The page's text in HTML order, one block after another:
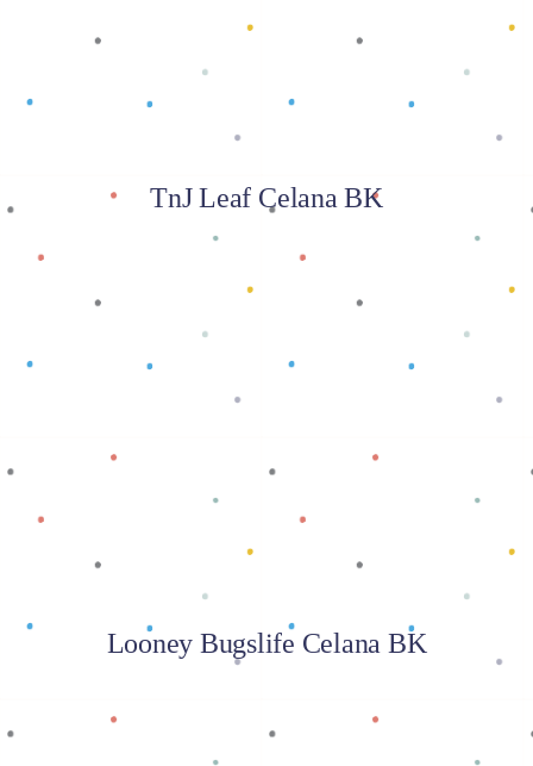
TnJ Leaf Celana BK
Looney Bugslife Celana BK